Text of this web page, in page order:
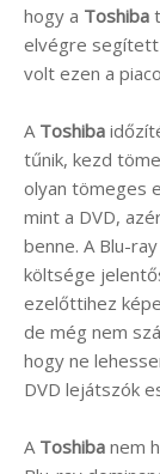
hogy a Toshiba
elvégre segített
volt ezen a
A Toshiba
tűnik, kezd
olyan tömeges
mint a DVD,
benne. A Blu-
költsége
ezelőttihez
de még nem
hogy ne
DVD lejátszók
A Toshiba nem